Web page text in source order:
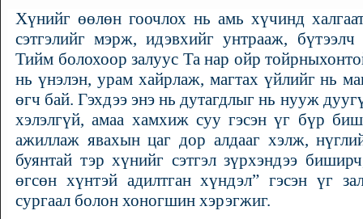
Хүнийг өөлөн гоочлох нь амь хүчинд
сэтгэлийг мэрж, идэвхийг унтрааж,
Тийм болохоор залуус Та нар ойр
нь үнэлэн, урам хайрлаж, магтах үйлийг нь
өгч бай. Гэхдээ энэ нь дутагдлыг нь нууж
хэлэлгүй, амаа хамхиж суу гэсэн үг бүр
ажиллаж явахын цаг дор алдааг хэлж,
буянтай тэр хүнийг сэтгэл зүрхэндээ
өгсөн хүнтэй адилтган хүндэл” гэсэн үг
сургаал болон хоногшин хэрэгжиг.